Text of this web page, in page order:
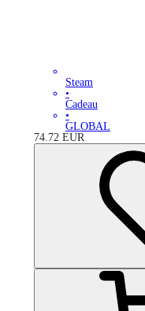
Steam
•
Cadeau
•
GLOBAL
74.72 EUR